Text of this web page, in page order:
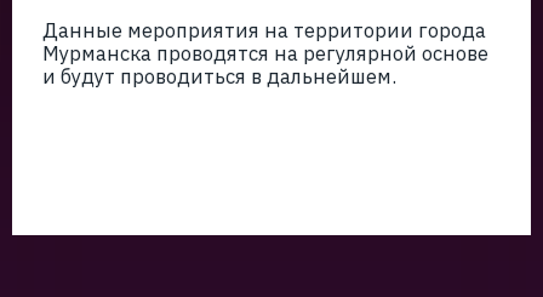
Данные мероприятия на территории города
Мурманска проводятся на регулярной основе
и будут проводиться в дальнейшем.